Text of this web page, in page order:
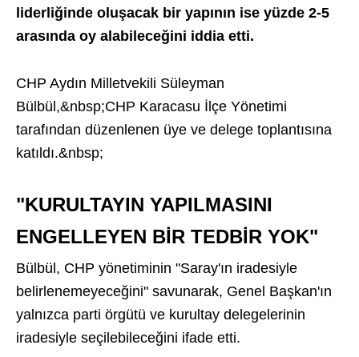
liderliğinde oluşacak bir yapının ise yüzde 2-5
arasında oy alabileceğini iddia etti.
CHP Aydın Milletvekili Süleyman
Bülbül,&nbsp;CHP Karacasu İlçe Yönetimi
tarafından düzenlenen üye ve delege toplantısına
katıldı.&nbsp;
"KURULTAYIN YAPILMASINI
ENGELLEYEN BİR TEDBİR YOK"
Bülbül, CHP yönetiminin "Saray'ın iradesiyle
belirlenemeyeceğini" savunarak, Genel Başkan'ın
yalnızca parti örgütü ve kurultay delegelerinin
iradesiyle seçilebileceğini ifade etti.